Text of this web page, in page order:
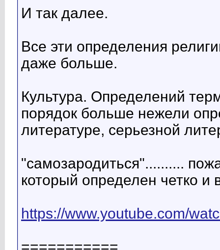
И так далее.
Все эти определения
даже больше.
Культура. Определений
порядок больше нежели
литературе, серьезной
"самозародиться"..........
который определен четко и
https://www.youtube.com/